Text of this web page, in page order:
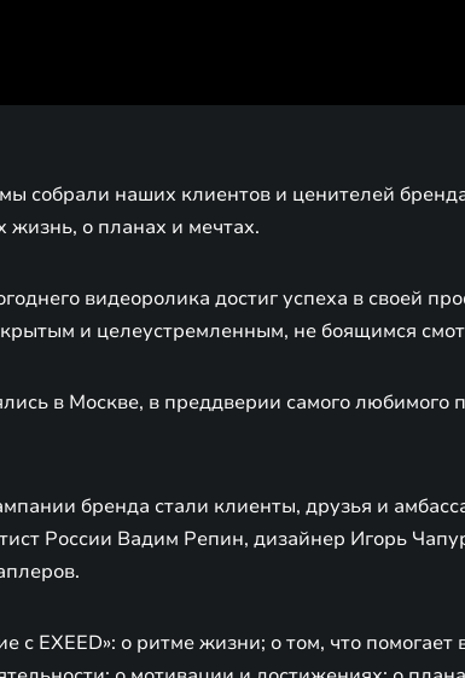
собрали наших клиентов и ценителей
жизнь, о планах и мечтах.
видеоролика достиг успеха в своей
и целеустремленным, не боящимся
в Москве, в преддверии самого любимого
бренда стали клиенты, друзья и
России Вадим Репин, дизайнер Игорь
с EXEED»: о ритме жизни; о том, что помогает